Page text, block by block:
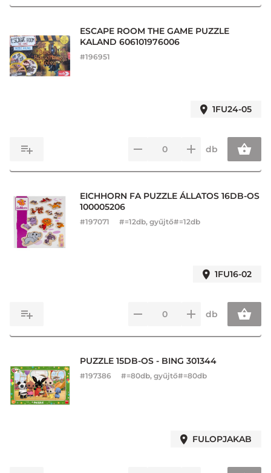
ESCAPE ROOM THE GAME PUZZLE
KALAND 606101976006
#196951
1FU24-05
db
EICHHORN FA PUZZLE ÁLLATOS 16DB-OS
100005206
#197071 #=12db, gyűjtő#=12db
1FU16-02
db
PUZZLE 15DB-OS - BING 301344
#197386 #=80db, gyűjtő#=80db
FULOPJAKAB